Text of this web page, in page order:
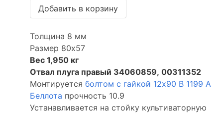
Толщина 8 мм
Размер 80х57
Вес 1,950 кг
Отвал плуга правый 34060859, 00311352
Монтируется болтом с гайкой 12х90 В 1199 А
Беллота прочность 10.9
Устанавливается на стойку культиваторную